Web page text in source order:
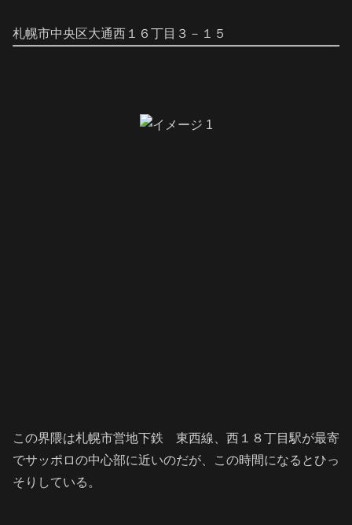
札幌市中央区大通西１６丁目３－１５
この界隈は札幌市営地下鉄 東西線、西１８丁目駅が最寄
でサッポロの中心部に近いのだが、この時間になるとひっ
そりしている。